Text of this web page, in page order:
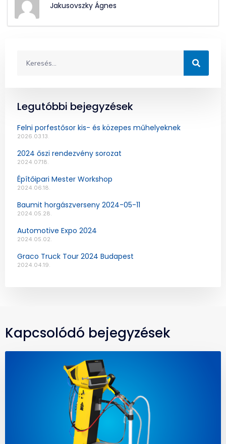
Jakusovszky Ágnes
Legutóbbi bejegyzések
Felni porfestősor kis- és közepes műhelyeknek
2026.03.13.
2024 őszi rendezvény sorozat
2024.07.18.
Építőipari Mester Workshop
2024.06.18.
Baumit horgászverseny 2024-05-11
2024.05.28.
Automotive Expo 2024
2024.05.02.
Graco Truck Tour 2024 Budapest
2024.04.19.
Kapcsolódó bejegyzések